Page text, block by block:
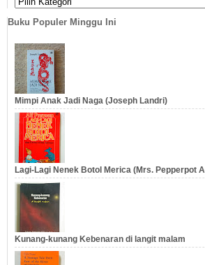
…
Buku Populer Minggu Ini
Mimpi Anak Jadi Naga (Joseph Landri)
Lagi-Lagi Nenek Botol Merica (Mrs. Pepperpot
Kunang-kunang Kebenaran di langit malam